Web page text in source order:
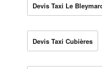
Devis Taxi Le
Devis Taxi Cubières